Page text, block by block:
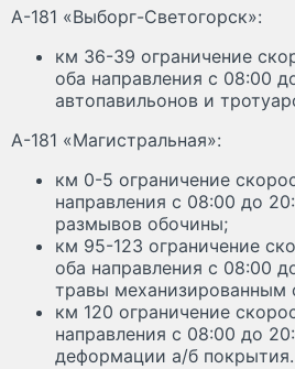
А-181 «Выборг-Светогорск»:
км 36-39 ограничение
оба направления с 08:00
автопавильонов и
А-181 «Магистральная»:
км 0-5 ограничение
направления с 08:00 до
размывов обочины;
км 95-123 ограничение
оба направления с 08:00
травы механизированным
км 120 ограничение
направления с 08:00 до
деформации а/б покрытия.